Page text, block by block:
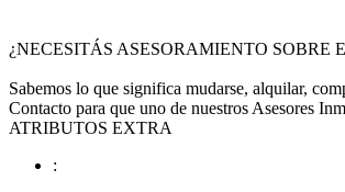
¿NECESITÁS ASESORAMIENTO
Sabemos lo que significa mudarse, alquilar,
Contacto para que uno de nuestros Asesores
ATRIBUTOS EXTRA
: